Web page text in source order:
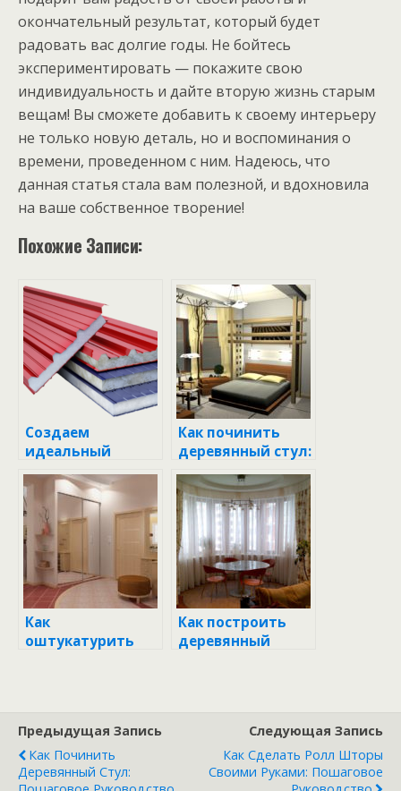
окончательный результат, который будет
радовать вас долгие годы. Не бойтесь
экспериментировать — покажите свою
индивидуальность и дайте вторую жизнь старым
вещам! Вы сможете добавить к своему интерьеру
не только новую деталь, но и воспоминания о
времени, проведенном с ним. Надеюсь, что
данная статья стала вам полезной, и вдохновила
на ваше собственное творение!
Похожие Записи:
Создаем
идеальный
складной стул со
спинкой своими
руками:
пошаговое
руководство
Как починить
деревянный стул:
пошаговое
руководство для
новичков
Как
оштукатурить
Как построить
деревянный
Предыдущая Запись
Как Починить
Деревянный Стул:
Следующая Запись
Как Сделать Ролл Шторы
Своими Руками: Пошаговое